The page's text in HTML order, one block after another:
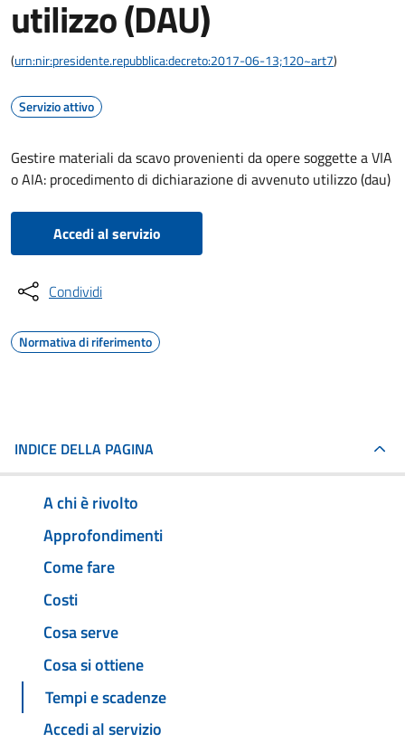
utilizzo (DAU)
(urn:nir:presidente.repubblica:decreto:2017-06-13;120~art7)
Servizio attivo
Gestire materiali da scavo provenienti da opere soggette a VIA
o AIA: procedimento di dichiarazione di avvenuto utilizzo (dau)
Accedi al servizio
Condividi
Normativa di riferimento
INDICE DELLA PAGINA
A chi è rivolto
Approfondimenti
Come fare
Costi
Cosa serve
Cosa si ottiene
Tempi e scadenze
Accedi al servizio